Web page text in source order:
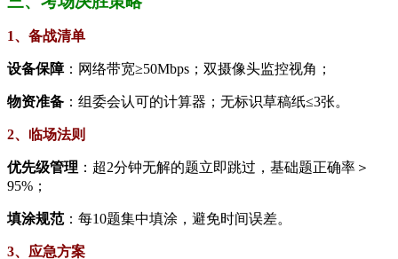
1、​​备战清单​
​设备保障​​：网络带宽≥50Mbps；双摄像头监控视角；
​物资准备​ ​：组委会认可的计算器；无标识草稿纸≤3张。
2、​​临场法则​
​优先级管理​ ​：超2分钟无解的题立即跳过，基础题正确率＞
95%；
​填涂规范​​：每10题集中填涂，避免时间误差。
3、​​应急方案​